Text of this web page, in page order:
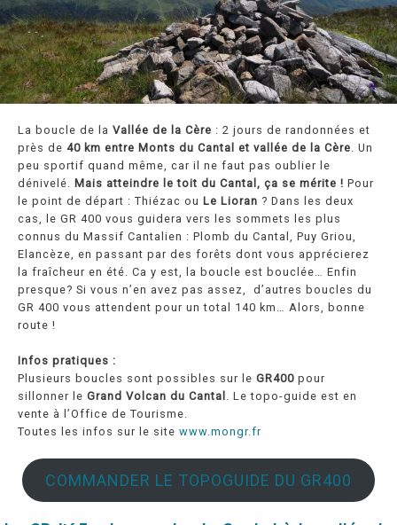
La boucle de la Vallée de la Cère : 2 jours de randonnées et
près de 40 km entre Monts du Cantal et vallée de la Cère. Un
peu sportif quand même, car il ne faut pas oublier le
dénivelé. Mais atteindre le toit du Cantal, ça se mérite ! Pour
le point de départ : Thiézac ou Le Lioran ? Dans les deux
cas, le GR 400 vous guidera vers les sommets les plus
connus du Massif Cantalien : Plomb du Cantal, Puy Griou,
Elancèze, en passant par des forêts dont vous apprécierez
la fraîcheur en été. Ca y est, la boucle est bouclée… Enfin
presque? Si vous n’en avez pas assez, d’autres boucles du
GR 400 vous attendent pour un total 140 km… Alors, bonne
route !
Infos pratiques :
Plusieurs boucles sont possibles sur le GR400 pour
sillonner le Grand Volcan du Cantal . Le topo-guide est en
vente à l’Office de Tourisme.
Toutes les infos sur le site www.mongr.fr
COMMANDER LE TOPOGUIDE DU GR400